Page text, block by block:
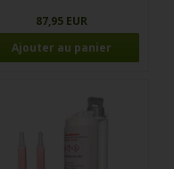
87,95 EUR